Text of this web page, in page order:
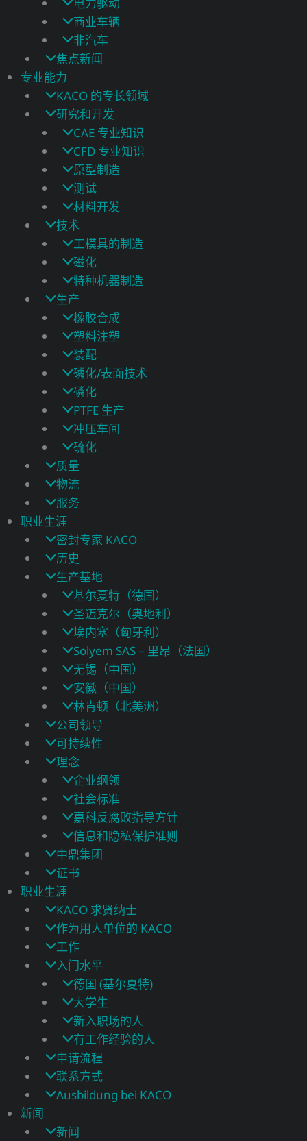
商业车辆
非汽车
焦点新闻
专业能力
KACO 的专长领域
研究和开发
CAE 专业知识
CFD 专业知识
原型制造
测试
材料开发
技术
工模具的制造
磁化
特种机器制造
生产
橡胶合成
塑料注塑
装配
磷化/表面技术
磷化
PTFE 生产
冲压车间
硫化
质量
物流
服务
职业生涯
密封专家 KACO
历史
生产基地
基尔夏特（德国）
圣迈克尔（奥地利）
埃内塞（匈牙利）
Solyem SAS – 里昂（法国）
无锡（中国）
安徽（中国）
林肯顿（北美洲）
公司领导
可持续性
理念
企业纲领
社会标准
嘉科反腐败指导方针
信息和隐私保护准则
中鼎集团
证书
职业生涯
KACO 求贤纳士
作为用人单位的 KACO
工作
入门水平
德国 (基尔夏特)
大学生
新入职场的人
有工作经验的人
申请流程
联系方式
Ausbildung bei KACO
新闻
新闻